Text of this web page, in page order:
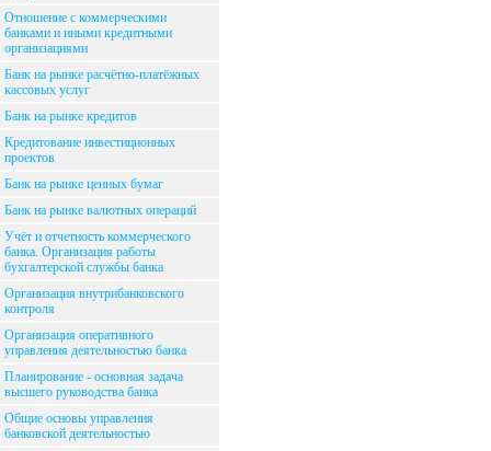
Отношение с коммерческими
банками и иными кредитными
организациями
Банк на рынке расчётно-платёжных
кассовых услуг
Банк на рынке кредитов
Кредитование инвестиционных
проектов
Банк на рынке ценных бумаг
Банк на рынке валютных операций
Учёт и отчетность коммерческого
банка. Организация работы
бухгалтерской службы банка
Организация внутрибанковского
контроля
Организация оперативного
управления деятельностью банка
Планирование - основная задача
высшего руководства банка
Общие основы управления
банковской деятельностью